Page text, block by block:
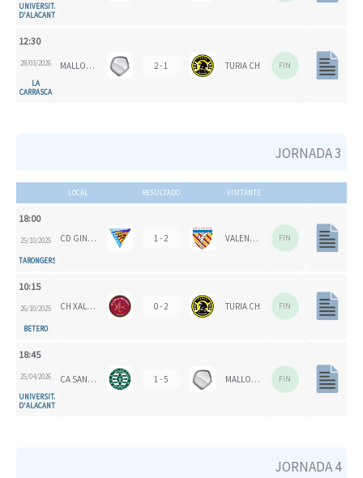
UNIVERSITAT
D'ALACANT
12:30
28/03/2026
LA
CARRASCA
MALLORCA CH 2 - 1 TURIA CH FIN
JORNADA 3
LOCAL RESULTADO VISITANTE
18:00
25/10/2025
TARONGERS
CD GINER DE LOS RÍOS 1 - 2 VALENCIA CH 1924 FIN
10:15
26/10/2025
BETERO
CH XALOC 1993 0 - 2 TURIA CH FIN
18:45
25/04/2026
UNIVERSITAT
D'ALACANT
CA SAN VICENTE 1 - 5 MALLORCA CH FIN
JORNADA 4